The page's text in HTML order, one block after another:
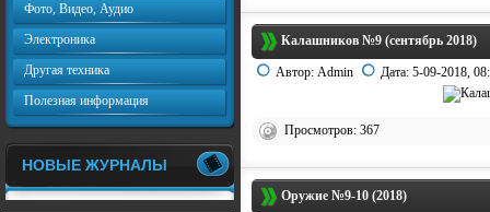
Калашников №9 (сентябрь 2018)
Автор: Admin Дата: 5-09-2018,
Просмотров: 367
Оружие №9-10 (2018)
Фото, Видео, Аудио
Электроника
Другая техника
Полезная информация
НОВЫЕ ЖУРНАЛЫ